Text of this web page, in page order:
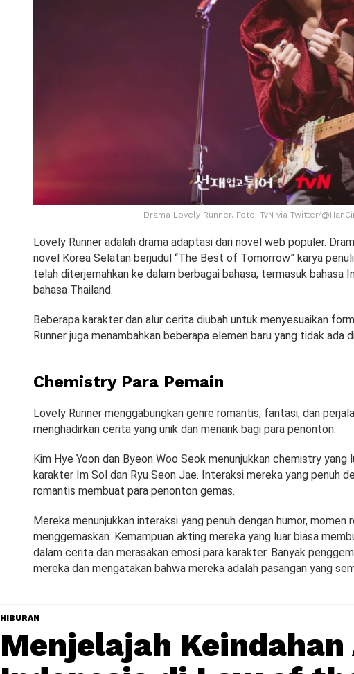
Drama Lovely Runner. Foto: TvN via Twitter/
Lovely Runner adalah drama adaptasi dari novel web populer.
novel Korea Selatan berjudul “The Best of Tomorrow” karya
telah diterjemahkan ke dalam berbagai bahasa, termasuk bahasa
bahasa Thailand.
Beberapa karakter dan alur cerita diubah untuk menyesuaikan
Runner juga menambahkan beberapa elemen baru yang tidak ada
Chemistry Para Pemain
Lovely Runner menggabungkan genre romantis, fantasi, dan
menghadirkan cerita yang unik dan menarik bagi para penonton.
Kim Hye Yoon dan Byeon Woo Seok menunjukkan chemistry yang
karakter Im Sol dan Ryu Seon Jae. Interaksi mereka yang penuh
romantis membuat para penonton gemas.
Mereka menunjukkan interaksi yang penuh dengan humor,
menggemaskan. Kemampuan akting mereka yang luar biasa
dalam cerita dan merasakan emosi para karakter. Banyak
mereka dan mengatakan bahwa mereka adalah pasangan yang
HIBURAN
Menjelajah Keindahan